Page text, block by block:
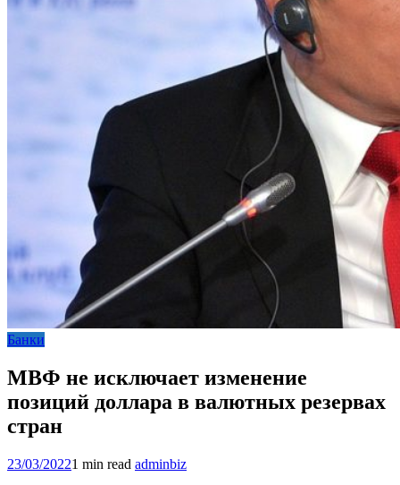
Банки
МВФ не исключает изменение
позиций доллара в валютных резервах
стран
23/03/20221 min read adminbiz